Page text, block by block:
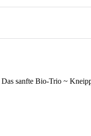
Das sanfte Bio-Trio ~